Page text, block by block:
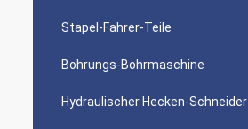
Stapel-Fahrer-Teile
Bohrungs-Bohrmaschine
Hydraulischer Hecken-Schneider